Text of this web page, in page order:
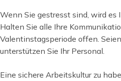
Wenn Sie gestresst sind, wird es
Halten Sie alle Ihre
Valentinstagsperiode offen.
unterstützen Sie Ihr Personal.
Eine sichere Arbeitskultur zu